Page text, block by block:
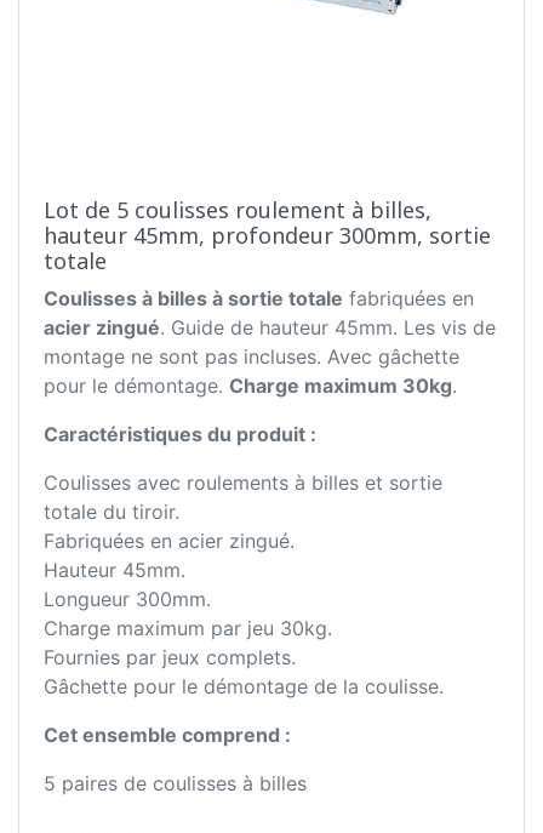
Lot de 5 coulisses roulement à billes,
hauteur 45mm, profondeur 300mm, sortie
totale
Coulisses à billes à sortie totale fabriquées en
acier zingué. Guide de hauteur 45mm. Les vis de
montage ne sont pas incluses. Avec gâchette
pour le démontage. Charge maximum 30kg.
Caractéristiques du produit :
Coulisses avec roulements à billes et sortie
totale du tiroir.
Fabriquées en acier zingué.
Hauteur 45mm.
Longueur 300mm.
Charge maximum par jeu 30kg.
Fournies par jeux complets.
Gâchette pour le démontage de la coulisse.
Cet ensemble comprend :
5 paires de coulisses à billes